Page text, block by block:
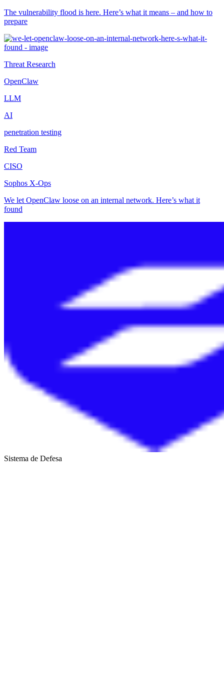
The vulnerability flood is here. Here’s what it means – and how to
prepare
Threat Research
OpenClaw
LLM
AI
penetration testing
Red Team
CISO
Sophos X-Ops
We let OpenClaw loose on an internal network. Here’s what it
found
Sistema de Defesa